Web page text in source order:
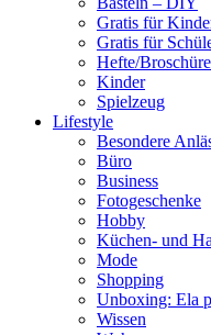
Gratis für
Gratis für
Hefte/
Kinder
Spielzeug
Lifestyle
Besondere
Büro
Business
Fotogeschenke
Hobby
Küchen- und
Mode
Shopping
Unboxing: Ela
Wissen